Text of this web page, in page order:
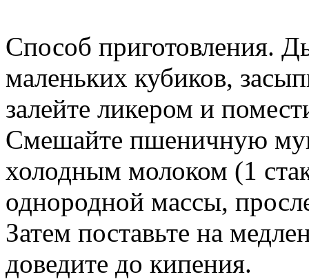
Способ приготовления.
маленьких кубиков,
залейте ликером и
Смешайте пшеничную
холодным молоком (1
однородной массы,
Затем поставьте на
доведите до кипения.